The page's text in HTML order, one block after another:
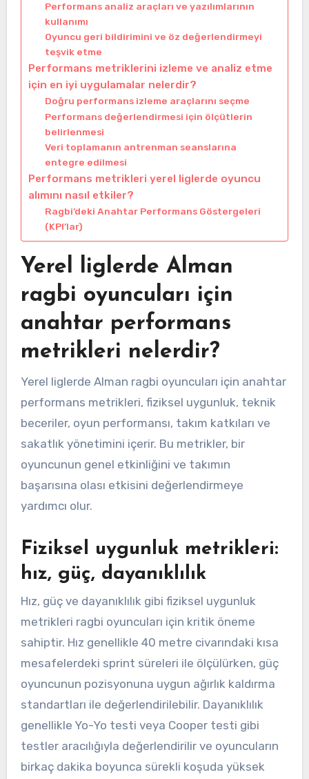
Performans analiz araçları ve yazılımlarının
kullanımı
Oyuncu geri bildirimini ve öz değerlendirmeyi
teşvik etme
Performans metriklerini izleme ve analiz etme
için en iyi uygulamalar nelerdir?
Doğru performans izleme araçlarını seçme
Performans değerlendirmesi için ölçütlerin
belirlenmesi
Veri toplamanın antrenman seanslarına
entegre edilmesi
Performans metrikleri yerel liglerde oyuncu
alımını nasıl etkiler?
Ragbi’deki Anahtar Performans Göstergeleri
(KPI’lar)
Yerel liglerde Alman
ragbi oyuncuları için
anahtar performans
metrikleri nelerdir?
Yerel liglerde Alman ragbi oyuncuları için anahtar
performans metrikleri, fiziksel uygunluk, teknik
beceriler, oyun performansı, takım katkıları ve
sakatlık yönetimini içerir. Bu metrikler, bir
oyuncunun genel etkinliğini ve takımın
başarısına olası etkisini değerlendirmeye
yardımcı olur.
Fiziksel uygunluk metrikleri:
hız, güç, dayanıklılık
Hız, güç ve dayanıklılık gibi fiziksel uygunluk
metrikleri ragbi oyuncuları için kritik öneme
sahiptir. Hız genellikle 40 metre civarındaki kısa
mesafelerdeki sprint süreleri ile ölçülürken, güç
oyuncunun pozisyonuna uygun ağırlık kaldırma
standartları ile değerlendirilebilir. Dayanıklılık
genellikle Yo-Yo testi veya Cooper testi gibi
testler aracılığıyla değerlendirilir ve oyuncuların
birkaç dakika boyunca sürekli koşuda yüksek